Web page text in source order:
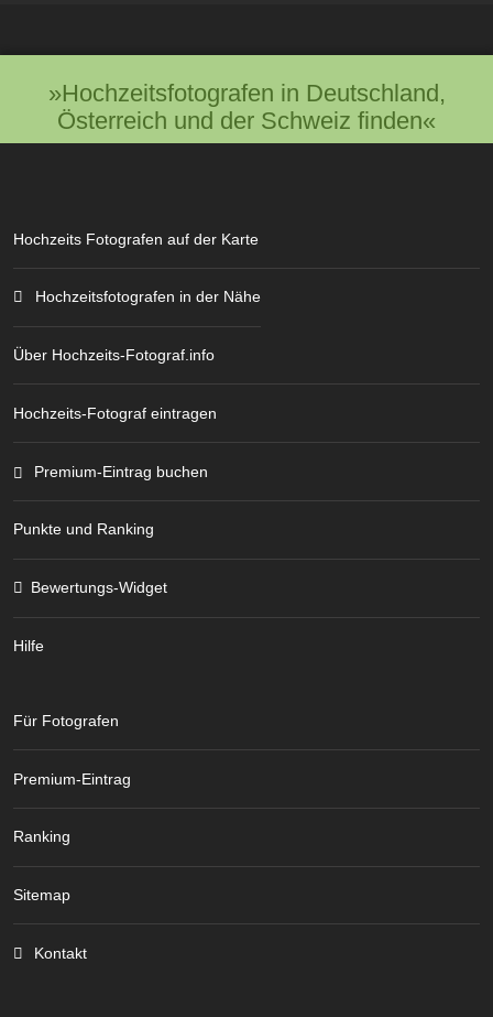
»Hochzeitsfotografen in Deutschland,
Österreich und der Schweiz finden«
Hochzeits Fotografen auf der Karte
Hochzeitsfotografen in der Nähe
Über Hochzeits-Fotograf.info
Hochzeits-Fotograf eintragen
Premium-Eintrag buchen
Punkte und Ranking
Bewertungs-Widget
Hilfe
Für Fotografen
Premium-Eintrag
Ranking
Sitemap
Kontakt